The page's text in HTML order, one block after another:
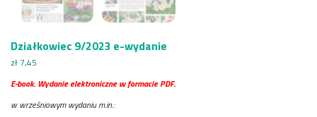
Działkowiec 9/2023 e-wydanie
zł 7,45
E-book. Wydanie elektroniczne w formacie PDF.
w wrześniowym wydaniu m.in.: